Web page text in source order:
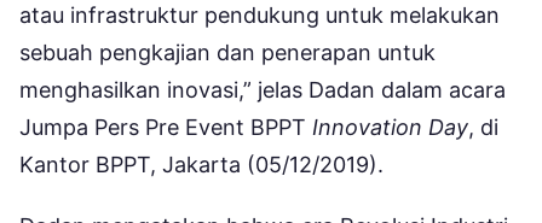
atau infrastruktur pendukung untuk melakukan
sebuah pengkajian dan penerapan untuk
menghasilkan inovasi,” jelas Dadan dalam acara
Jumpa Pers Pre Event BPPT Innovation Day, di
Kantor BPPT, Jakarta (05/12/2019).